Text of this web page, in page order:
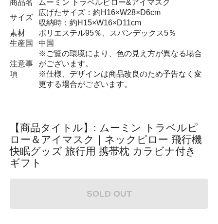
商品名
ムーミン トラベルピロー&アイマスク
サイズ
広げたサイズ：約H16×W28×D6cm
収納時：約H15×W16×D11cm
素材
ポリエステル95％、スパンデックス5％
生産国
中国
注意事
項
※ご覧の環境により、色の見え方が異なる場合
がございます。
※仕様、デザインは商品改良のため予告なく変
更する場合がございます。
【商品タイトル】: ムーミン トラベルピ
ロー＆アイマスク｜ネックピロー 飛行機
快眠グッズ 旅行用 携帯枕 カラビナ付き
ギフト
SOLD OUT